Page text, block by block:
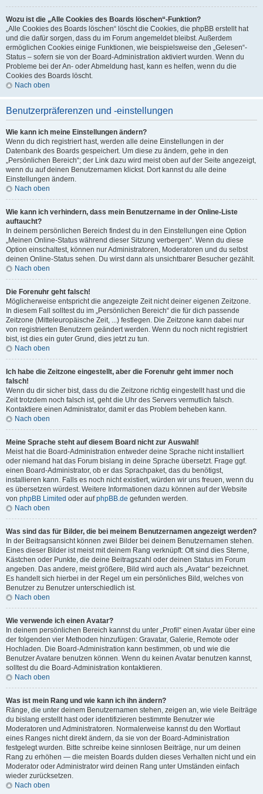
Wozu ist die „Alle Cookies des Boards löschen“-Funktion?
„Alle Cookies des Boards löschen“ löscht die Cookies, die phpBB erstellt hat
und die dafür sorgen, dass du im Forum angemeldet bleibst. Außerdem
ermöglichen Cookies einige Funktionen, wie beispielsweise den „Gelesen“-
Status – sofern sie von der Board-Administration aktiviert wurden. Wenn du
Probleme bei der An- oder Abmeldung hast, kann es helfen, wenn du die
Cookies des Boards löscht.
Nach oben
Benutzerpräferenzen und -einstellungen
Wie kann ich meine Einstellungen ändern?
Wenn du dich registriert hast, werden alle deine Einstellungen in der
Datenbank des Boards gespeichert. Um diese zu ändern, gehe in den
„Persönlichen Bereich“; der Link dazu wird meist oben auf der Seite angezeigt,
wenn du auf deinen Benutzernamen klickst. Dort kannst du alle deine
Einstellungen ändern.
Nach oben
Wie kann ich verhindern, dass mein Benutzername in der Online-Liste
auftaucht?
In deinem persönlichen Bereich findest du in den Einstellungen eine Option
„Meinen Online-Status während dieser Sitzung verbergen“. Wenn du diese
Option einschaltest, können nur Administratoren, Moderatoren und du selbst
deinen Online-Status sehen. Du wirst dann als unsichtbarer Besucher gezählt.
Nach oben
Die Forenuhr geht falsch!
Möglicherweise entspricht die angezeigte Zeit nicht deiner eigenen Zeitzone.
In diesem Fall solltest du im „Persönlichen Bereich“ die für dich passende
Zeitzone (Mitteleuropäische Zeit, ...) festlegen. Die Zeitzone kann dabei nur
von registrierten Benutzern geändert werden. Wenn du noch nicht registriert
bist, ist dies ein guter Grund, dies jetzt zu tun.
Nach oben
Ich habe die Zeitzone eingestellt, aber die Forenuhr geht immer noch
falsch!
Wenn du dir sicher bist, dass du die Zeitzone richtig eingestellt hast und die
Zeit trotzdem noch falsch ist, geht die Uhr des Servers vermutlich falsch.
Kontaktiere einen Administrator, damit er das Problem beheben kann.
Nach oben
Meine Sprache steht auf diesem Board nicht zur Auswahl!
Meist hat die Board-Administration entweder deine Sprache nicht installiert
oder niemand hat das Forum bislang in deine Sprache übersetzt. Frage ggf.
einen Board-Administrator, ob er das Sprachpaket, das du benötigst,
installieren kann. Falls es noch nicht existiert, würden wir uns freuen, wenn du
es übersetzen würdest. Weitere Informationen dazu können auf der Website
von phpBB Limited oder aufphpBB.de gefunden werden.
Nach oben
Was sind das für Bilder, die bei meinem Benutzernamen angezeigt werden?
In der Beitragsansicht können zwei Bilder bei deinem Benutzernamen stehen.
Eines dieser Bilder ist meist mit deinem Rang verknüpft: Oft sind dies Sterne,
Kästchen oder Punkte, die deine Beitragszahl oder deinen Status im Forum
angeben. Das andere, meist größere, Bild wird auch als „Avatar“ bezeichnet.
Es handelt sich hierbei in der Regel um ein persönliches Bild, welches von
Benutzer zu Benutzer unterschiedlich ist.
Nach oben
Wie verwende ich einen Avatar?
In deinem persönlichen Bereich kannst du unter „Profil“ einen Avatar über eine
der folgenden vier Methoden hinzufügen: Gravatar, Galerie, Remote oder
Hochladen. Die Board-Administration kann bestimmen, ob und wie die
Benutzer Avatare benutzen können. Wenn du keinen Avatar benutzen kannst,
solltest du die Board-Administration kontaktieren.
Nach oben
Was ist mein Rang und wie kann ich ihn ändern?
Ränge, die unter deinem Benutzernamen stehen, zeigen an, wie viele Beiträge
du bislang erstellt hast oder identifizieren bestimmte Benutzer wie
Moderatoren und Administratoren. Normalerweise kannst du den Wortlaut
eines Ranges nicht direkt ändern, da sie von der Board-Administration
festgelegt wurden. Bitte schreibe keine sinnlosen Beiträge, nur um deinen
Rang zu erhöhen — die meisten Boards dulden dieses Verhalten nicht und ein
Moderator oder Administrator wird deinen Rang unter Umständen einfach
wieder zurücksetzen.
Nach oben